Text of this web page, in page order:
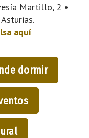
Martillo, 2 •
aquí
dormir